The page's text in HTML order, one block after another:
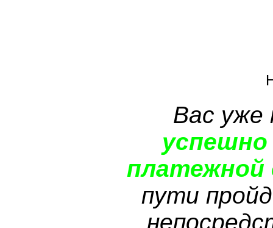
Вас уже
успешно
платежной
пути